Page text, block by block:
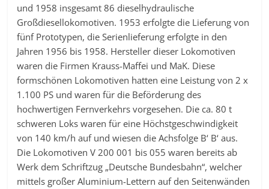
und 1958 insgesamt 86 dieselhydraulische
Großdiesellokomotiven. 1953 erfolgte die Lieferung von
fünf Prototypen, die Serienlieferung erfolgte in den
Jahren 1956 bis 1958. Hersteller dieser Lokomotiven
waren die Firmen Krauss-Maffei und MaK. Diese
formschönen Lokomotiven hatten eine Leistung von 2 x
1.100 PS und waren für die Beförderung des
hochwertigen Fernverkehrs vorgesehen. Die ca. 80 t
schweren Loks waren für eine Höchstgeschwindigkeit
von 140 km/h auf und wiesen die Achsfolge B‘ B‘ aus.
Die Lokomotiven V 200 001 bis 055 waren bereits ab
Werk dem Schriftzug „Deutsche Bundesbahn“, welcher
mittels großer Aluminium-Lettern auf den Seitenwänden